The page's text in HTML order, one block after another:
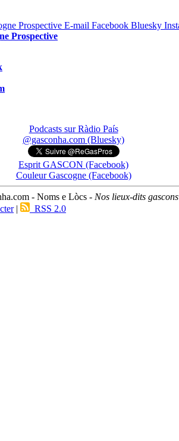
Prospective
Podcasts sur Ràdio País
@gasconha.com (Bluesky)
Esprit GASCON (Facebook)
Couleur Gascogne (Facebook)
- Noms e Lòcs - Nos lieux-dits gascons
| RSS 2.0